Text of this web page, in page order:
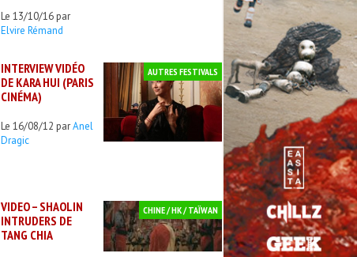
Le 13/10/16 par
Elvire Rémand
INTERVIEW VIDÉO
DE KARA HUI (PARIS
CINÉMA)
Le 16/08/12 parAnel
Dragic
AUTRES FESTIVALS
VIDEO – SHAOLIN
INTRUDERS DE
TANG CHIA
CHINE / HK / TAÏWAN